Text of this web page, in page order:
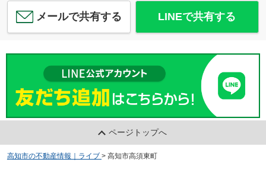
メールで共有する LINEで共有する
ページトップへ
高知市の不動産情報｜ライブ > 高知市高須東町